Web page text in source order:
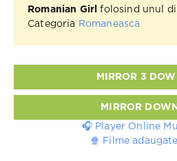
Romanian Girl
folosind unul
Categoria
Romaneasca
MIRROR 3
MIRROR
🎧 Player Online
🍿 Filme